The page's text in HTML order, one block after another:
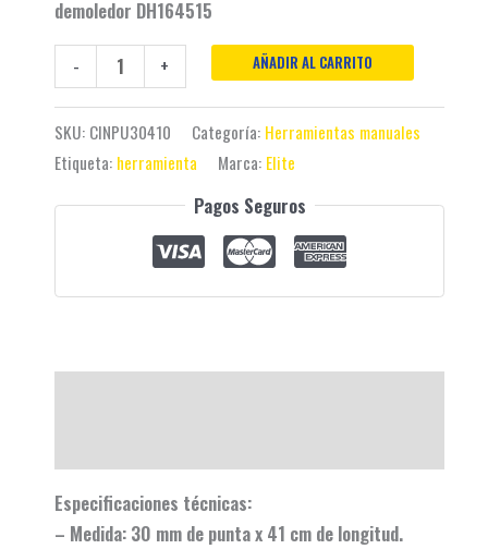
demoledor DH164515
- + AÑADIR AL CARRITO
SKU: CINPU30410 Categoría: Herramientas manuales
Etiqueta: herramienta Marca: Elite
Pagos Seguros
Especificaciones técnicas:
– Medida: 30 mm de punta x 41 cm de longitud.